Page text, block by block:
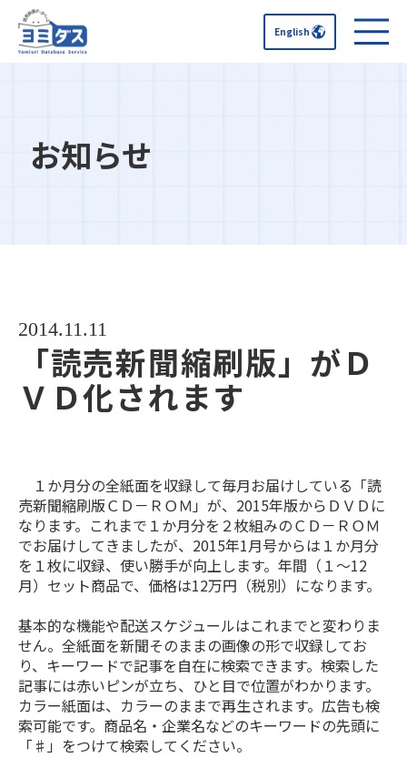
English
お知らせ
2014.11.11
「読売新聞縮刷版」がＤ
ＶＤ化されます
１か月分の全紙面を収録して毎月お届けしている「読
売新聞縮刷版ＣＤ－ＲＯＭ」が、2015年版からＤＶＤに
なります。これまで１か月分を２枚組みのＣＤ－ＲＯＭ
でお届けしてきましたが、2015年1月号からは１か月分
を１枚に収録、使い勝手が向上します。年間（１～12
月）セット商品で、価格は12万円（税別）になります。
基本的な機能や配送スケジュールはこれまでと変わりま
せん。全紙面を新聞そのままの画像の形で収録してお
り、キーワードで記事を自在に検索できます。検索した
記事には赤いピンが立ち、ひと目で位置がわかります。
カラー紙面は、カラーのままで再生されます。広告も検
索可能です。商品名・企業名などのキーワードの先頭に
「♯」をつけて検索してください。